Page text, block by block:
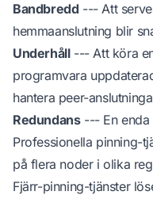
Bandbredd --- Att
hemmaanslutning blir
Underhåll--- Att köra
programvara
hantera peer-
Redundans--- En enda
Professionella pinning-
på flera noder i olika
Fjärr-pinning-tjänster